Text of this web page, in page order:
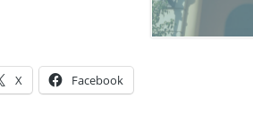
X Facebook